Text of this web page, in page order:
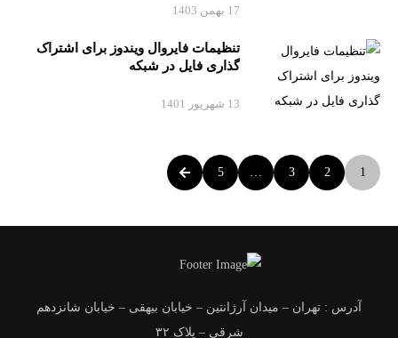
17 بهمن 1403
تنظیمات فایروال ویندوز برای اشتراک
گذاری فایل در شبکه
13 شهریور 1401
1
2
3
…
5
آدرس : تهران – میدان آرژانتین – خیابان بیهقی – خیابان شانزدهم
شرقی – پلاک ۳۲